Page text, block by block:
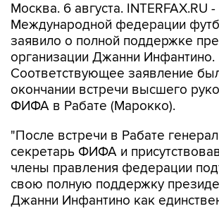
Москва. 6 августа. INTERFAX.RU
Международной федерации
заявило о полной поддержке
организации Джанни Инфантино.
Соответствующее заявление
окончании встречи высшего
ФИФА в Рабате (Марокко).
"После встречи в Рабате
секретарь ФИФА и
члены правления федерации
свою полную поддержку
Джанни Инфантино как